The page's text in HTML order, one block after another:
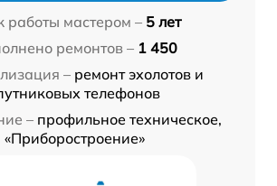
работы мастером – 5 лет
ремонтов – 1 450
– ремонт эхолотов и
телефонов
– профильное техническое,
«Приборостроение»